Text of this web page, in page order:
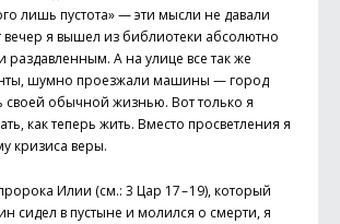
лишь пустота» — эти мысли не давали
вечер я вышел из биб­лио­теки абсолютно
А на улице все так же
шумно проезжали машины — город
своей обычной жизнью. Вот только я
как теперь жить. Вместо просветления я
кризиса веры.
Илии (см.: 3 Цар 17 – 19), который
сидел в пустыне и молился о смерти, я